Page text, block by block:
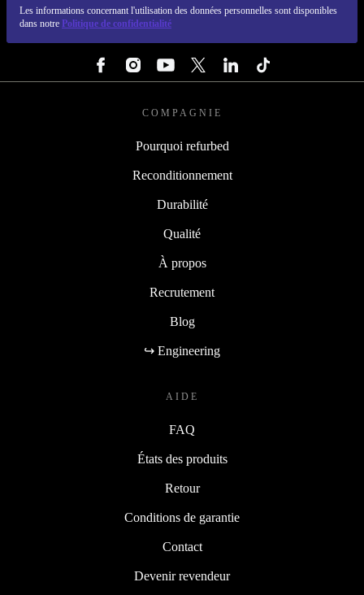
Les informations concernant l'utilisation des données personnelles sont disponibles
dans notre Politique de confidentialité
COMPAGNIE
Pourquoi refurbed
Reconditionnement
Durabilité
Qualité
À propos
Recrutement
Blog
↪ Engineering
AIDE
FAQ
États des produits
Retour
Conditions de garantie
Contact
Devenir revendeur